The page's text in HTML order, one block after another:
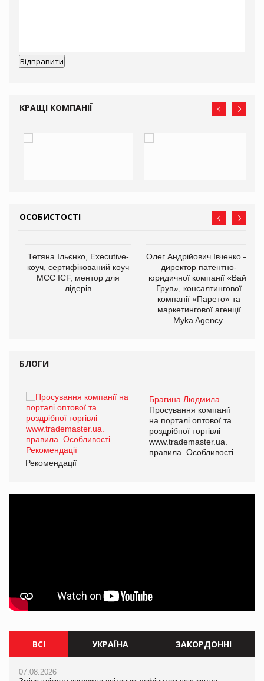
КРАЩІ КОМПАНІЇ
ОСОБИСТОСТІ
Тетяна Ільєнко, Executive-
коуч, сертифікований коуч
МСС ICF, ментор для
лідерів
Олег Андрійович Івченко —
директор патентно-
юридичної компанії «Вайз
Груп», консалтингової
компанії «Парето» та
маркетингової агенції
Myka Agency.
БЛОГИ
Брагина Людмила
Просування компанії
на порталі оптової та
роздрібної торгівлі
www.trademaster.ua.
правила. Особливості.
Рекомендації
ВСІ УКРАЇНА ЗАКОРДОННІ
07.08.2026
07.08.2026
07.08.2026